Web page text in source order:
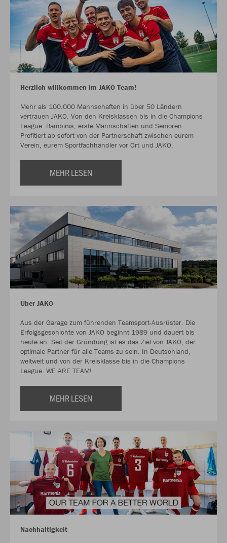
Herzlich willkommen im JAKO Team!
Mehr als 100.000 Mannschaften in über 50 Ländern
vertrauen JAKO. Von den Kreisklassen bis in die Champions
League. Bambinis, erste Mannschaften und Senioren.
Profitiert ab sofort von der Partnerschaft zwischen eurem
Verein, eurem Sportfachhändler vor Ort und JAKO.
MEHR LESEN
Über JAKO
Aus der Garage zum führenden Teamsport-Ausrüster. Die
Erfolgsgeschichte von JAKO beginnt 1989 und dauert bis
heute an. Seit der Gründung ist es das Ziel von JAKO, der
optimale Partner für alle Teams zu sein. In Deutschland,
weltweit und von der Kreisklasse bis in die Champions
League. WE ARE TEAM!
MEHR LESEN
Nachhaltigkeit